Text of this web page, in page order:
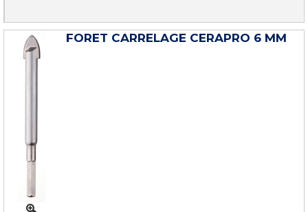
FORET CARRELAGE CERAPRO 6 MM